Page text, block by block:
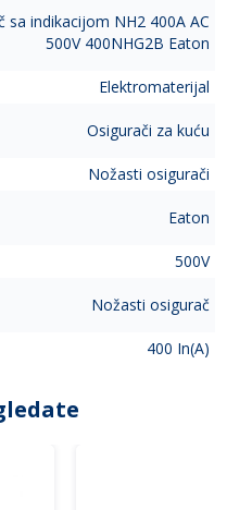
sa indikacijom NH2 400A AC
500V 400NHG2B Eaton
Elektromaterijal
Osigurači za kuću
Nožasti osigurači
Eaton
500V
Nožasti osigurač
400 In(A)